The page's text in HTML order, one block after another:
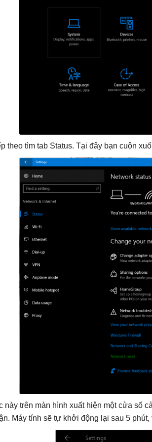
theo tìm tab Status. Tại đây bạn cuộn
này trên màn hình xuất hiện một cửa sổ
Máy tính sẽ tự khởi động lại sau 5